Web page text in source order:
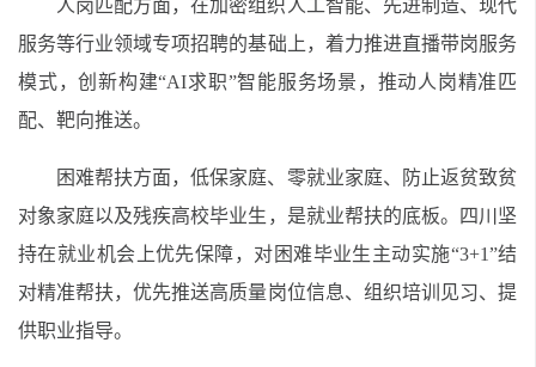
人岗匹配方面，在加密组织人工智能、先进制造、现代
服务等行业领域专项招聘的基础上，着力推进直播带岗服务
模式，创新构建“AI求职”智能服务场景，推动人岗精准匹
配、靶向推送。
困难帮扶方面，低保家庭、零就业家庭、防止返贫致贫
对象家庭以及残疾高校毕业生，是就业帮扶的底板。四川坚
持在就业机会上优先保障，对困难毕业生主动实施“3+1”结
对精准帮扶，优先推送高质量岗位信息、组织培训见习、提
供职业指导。